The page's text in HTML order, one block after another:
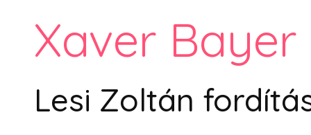
Xaver
Lesi Zoltán